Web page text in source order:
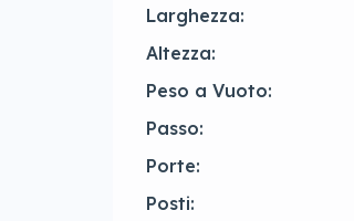
Larghezza:
Altezza:
Peso a Vuoto:
Passo:
Porte:
Posti: